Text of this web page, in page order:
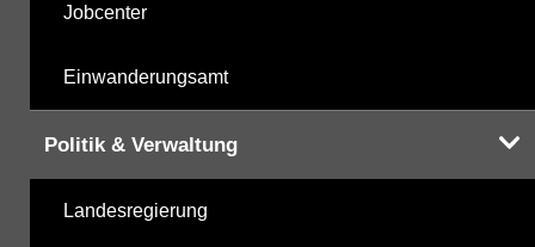
Jobcenter
Einwanderungsamt
Politik & Verwaltung
Landesregierung